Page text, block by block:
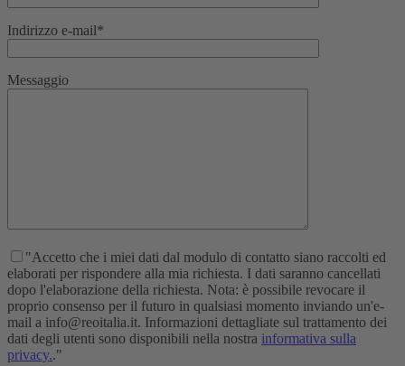
Indirizzo e-mail*
Messaggio
"Accetto che i miei dati dal modulo di contatto siano raccolti ed
elaborati per rispondere alla mia richiesta. I dati saranno cancellati
dopo l'elaborazione della richiesta. Nota: è possibile revocare il
proprio consenso per il futuro in qualsiasi momento inviando un'e-
mail a info@reoitalia.it. Informazioni dettagliate sul trattamento dei
dati degli utenti sono disponibili nella nostra informativa sulla
privacy.."